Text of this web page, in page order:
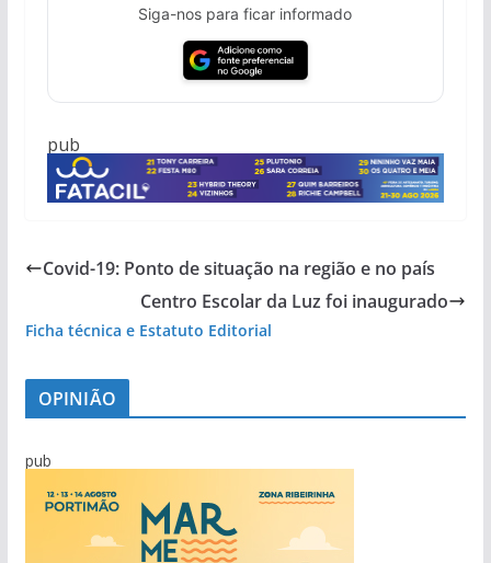
Siga-nos para ficar informado
pub
Covid-19: Ponto de situação na região e no país
Centro Escolar da Luz foi inaugurado
Ficha técnica e Estatuto Editorial
OPINIÃO
pub